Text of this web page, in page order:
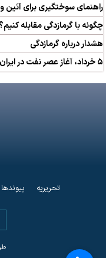
راهنمای سوختگیری برای آئین
چگونه با گرمازدگی مقابله کنیم؟
هشدار درباره گرمازدگی
۵ خرداد، آغاز عصر نفت در ایران
تحریریه پیوندها